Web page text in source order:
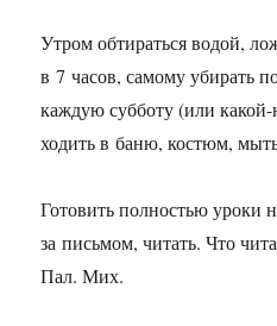
Утром обтираться водой,
в 7 часов, самому убирать
каждую субботу (или какой-
ходить в баню, костюм,
Готовить полностью уроки
за письмом, читать. Что
Пал. Мих.